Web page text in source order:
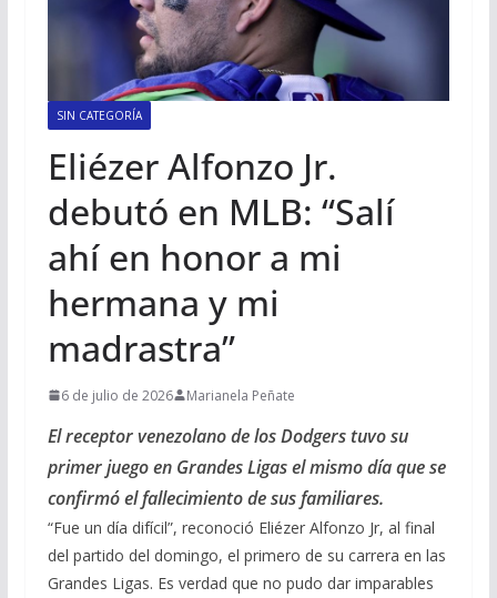
SIN CATEGORÍA
Eliézer Alfonzo Jr.
debutó en MLB: “Salí
ahí en honor a mi
hermana y mi
madrastra”
6 de julio de 2026 Marianela Peñate
El receptor venezolano de los Dodgers tuvo su
primer juego en Grandes Ligas el mismo día que se
confirmó el fallecimiento de sus familiares.
“Fue un día difícil”, reconoció Eliézer Alfonzo Jr, al final
del partido del domingo, el primero de su carrera en las
Grandes Ligas. Es verdad que no pudo dar imparables